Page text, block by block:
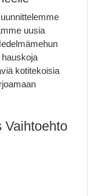
uusia
kotitekoisia
Vaihtoehto